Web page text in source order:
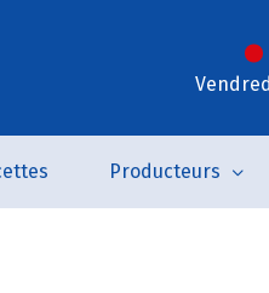
Producteurs